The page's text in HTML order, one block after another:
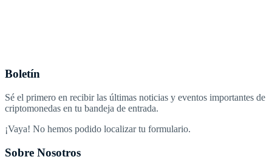
Boletín
Sé el primero en recibir las últimas noticias y eventos importantes de
criptomonedas en tu bandeja de entrada.
¡Vaya! No hemos podido localizar tu formulario.
Sobre Nosotros